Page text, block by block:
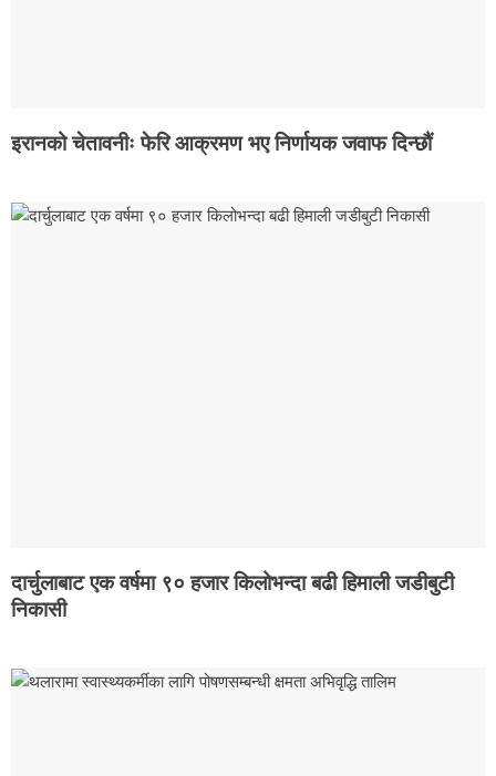
इरानको चेतावनीः फेरि आक्रमण भए निर्णायक जवाफ दिन्छौं
दार्चुलाबाट एक वर्षमा ९० हजार किलोभन्दा बढी हिमाली जडीबुटी
निकासी